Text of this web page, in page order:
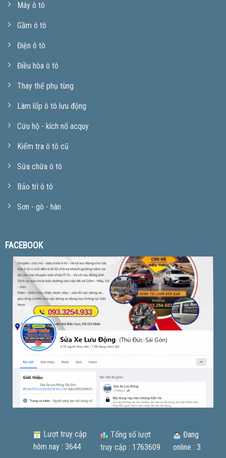
Máy ô tô
Gầm ô tô
Điện ô tô
Điều hòa ô tô
Thay thế phụ tùng
Làm lốp ô tô lưu động
Cứu hộ - kích nổ acquy
Kiểm tra ô tô cũ
Sửa chữa ô tô
Bảo trì ô tô
Sơn - gò - hàn
FACEBOOK
Lượt truy cập
hôm nay : 3644
Tổng số lượt
truy cập : 1763609
Đang
online : 3